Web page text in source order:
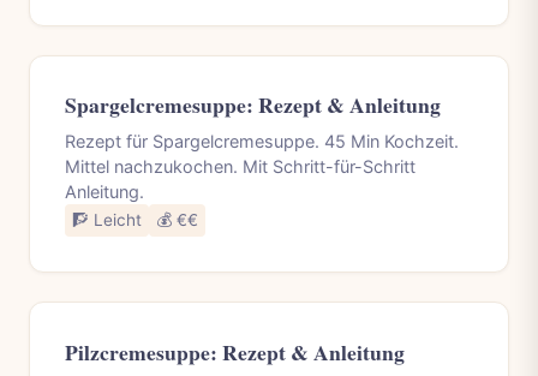
Spargelcremesuppe: Rezept & Anleitung
Rezept für Spargelcremesuppe. 45 Min Kochzeit.
Mittel nachzukochen. Mit Schritt-für-Schritt
Anleitung.
🧗 Leicht 💰 €€
Pilzcremesuppe: Rezept & Anleitung